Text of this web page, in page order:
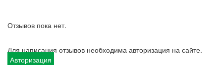
Отзывов пока нет.
Для написания отзывов необходима авторизация на сайте.
Авторизация